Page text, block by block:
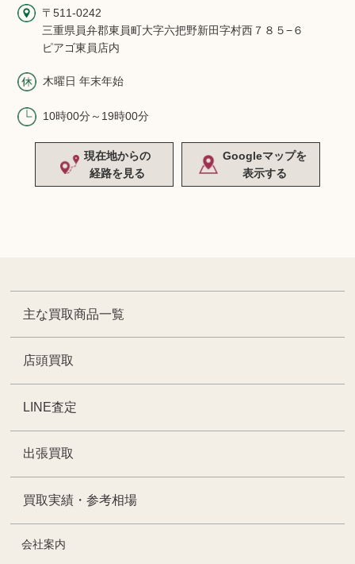
〒511-0242
三重県員弁郡東員町大字六把野新田字村西７８５−６
ピアゴ東員店内
木曜日 年末年始
10時00分～19時00分
現在地からの
経路を見る
Googleマップを
表示する
主な買取商品一覧
店頭買取
LINE査定
出張買取
買取実績・参考相場
会社案内